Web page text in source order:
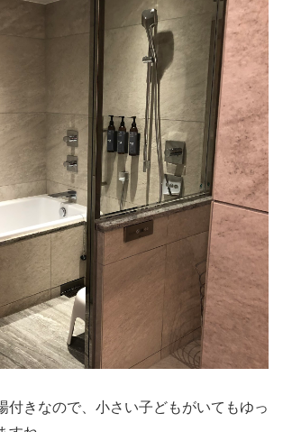
付きなので、小さい子どもがいてもゆっ